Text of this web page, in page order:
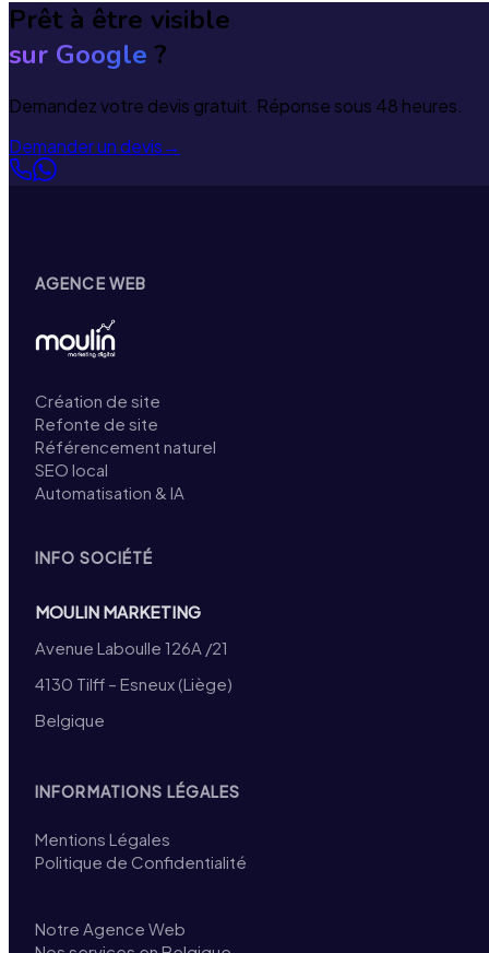
Prêt à être visible
sur Google ?
Demandez votre devis gratuit. Réponse sous 48 heures.
Demander un devis→
AGENCE WEB
Création de site
Refonte de site
Référencement naturel
SEO local
Automatisation & IA
INFO SOCIÉTÉ
MOULIN MARKETING
Avenue Laboulle 126A /21
4130 Tilff – Esneux (Liège)
Belgique
INFORMATIONS LÉGALES
Mentions Légales
Politique de Confidentialité
Notre Agence Web